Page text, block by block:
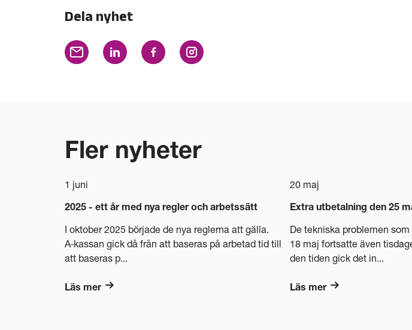
Dela nyhet
Fler nyheter
1 juni
2025 - ett år med nya regler och arbetssätt
I oktober 2025 började de nya reglerna att gälla.
A‑kassan gick då från att baseras på arbetad tid till
att baseras p...
Läs mer
20 maj
Extra utbetalning den 25
De tekniska problemen
18 maj fortsatte även
den tiden gick det in...
Läs mer